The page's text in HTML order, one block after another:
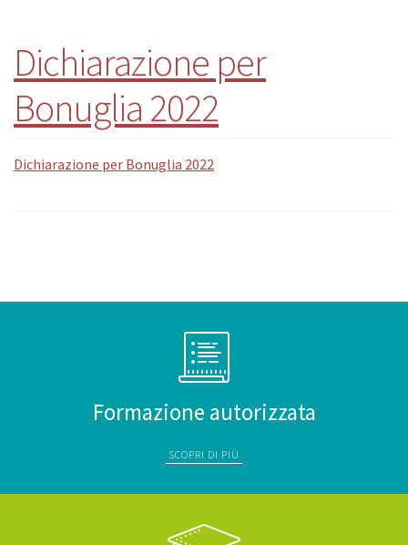
Dichiarazione per
Bonuglia 2022
Dichiarazione per Bonuglia 2022
Formazione autorizzata
SCOPRI DI PIÙ